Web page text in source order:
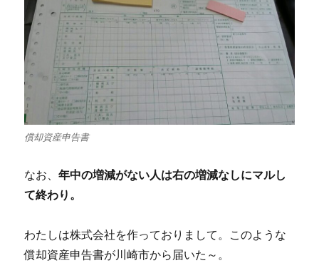
償却資産申告書
なお、年中の増減がない人は右の増減なしにマルし
て終わり。
わたしは株式会社を作っておりまして。このような
償却資産申告書が川崎市から届いた～。